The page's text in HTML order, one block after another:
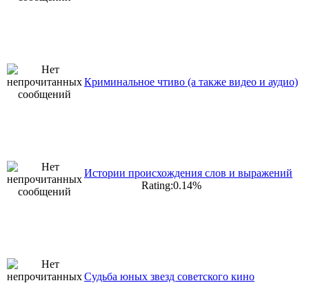
Криминальное чтиво (а также видео и аудио)
Истории происхождения слов и выражений
Rating:0.14%
Судьба юных звезд советского кино